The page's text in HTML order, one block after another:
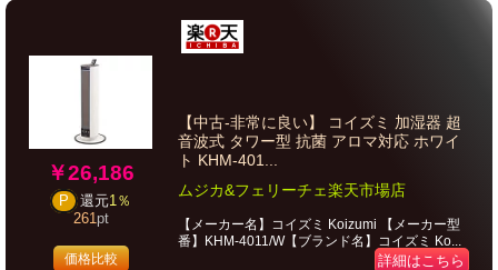
￥26,186
P 還元1％
261pt
価格比較
【中古-非常に良い】 コイズミ 加湿器 超
音波式 タワー型 抗菌 アロマ対応 ホワイ
ト KHM-401...
ムジカ&フェリーチェ楽天市場店
【メーカー名】コイズミ Koizumi 【メーカー型
番】KHM-4011/W【ブランド名】コイズミ Ko...
詳細はこちら